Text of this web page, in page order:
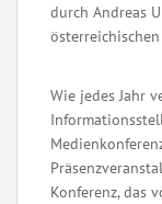
durch Andreas
Wie jedes Jahr
Konferenz, das